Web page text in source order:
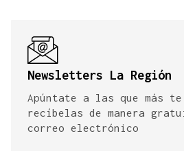
Newsletters La Región
Apúntate a las que más
recíbelas de manera
correo electrónico